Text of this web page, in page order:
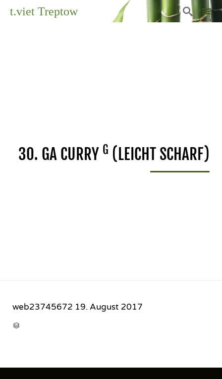
t.viet Treptow 
30. GA CURRY G (LEICHT SCHARF)
web23745672 19. August 2017
